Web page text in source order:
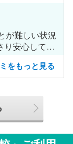
が難しい状況
り安心して進
をもっと見る